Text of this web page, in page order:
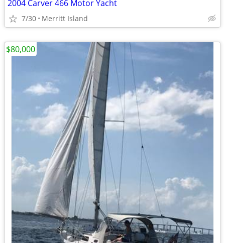
2004 Carver 466 Motor Yacht
7/30 Merritt Island
$80,000